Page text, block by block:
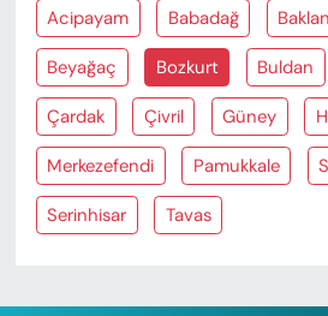
Acipayam Babadağ Baklan
Beyağaç Bozkurt Buldan
Çardak Çivril Güney
Merkezefendi Pamukkale
Serinhisar Tavas